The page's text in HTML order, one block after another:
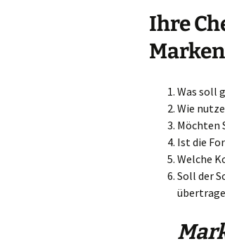
Ihre
Was soll
Wie
Möchten
Ist die
Welche
Soll der